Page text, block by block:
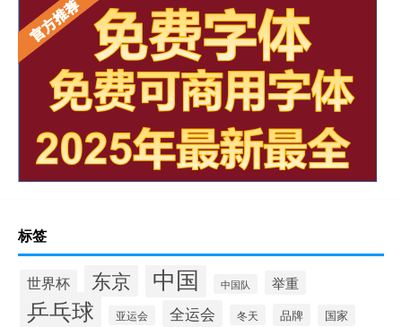
标签
世界杯 东京 中国 中国队 举重
乒乓球 亚运会 全运会 冬天 品牌 国家